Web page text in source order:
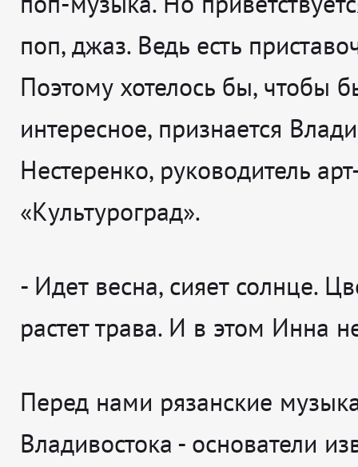
поп, джаз. Ведь есть
Поэтому хотелось бы, чтобы
интересное, признается
Нестеренко, руководитель
«Культуроград».
- Идет весна, сияет солнце.
растет трава. И в этом Инна
Перед нами рязанские
Владивостока - основатели